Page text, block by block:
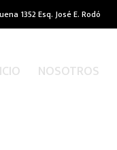
1352 Esq. José E. Rodó
NOSOTROS